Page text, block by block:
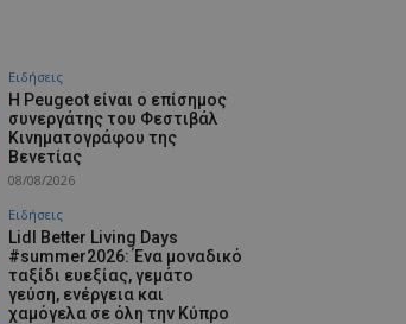
Ειδήσεις
Η Peugeot είναι ο επίσημος
συνεργάτης του Φεστιβάλ
Κινηματογράφου της
Βενετίας
08/08/2026
Ειδήσεις
Lidl Better Living Days
#summer2026: Ένα μοναδικό
ταξίδι ευεξίας, γεμάτο
γεύση, ενέργεια και
χαμόγελα σε όλη την Κύπρο